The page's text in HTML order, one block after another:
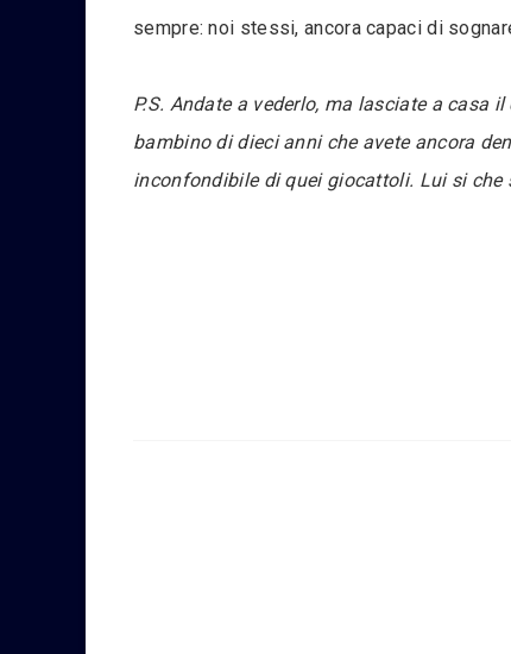
sempre: noi stessi, ancora capaci di
P.S. Andate a vederlo, ma lasciate a casa
bambino di dieci anni che avete ancora
inconfondibile di quei giocattoli. Lui si che